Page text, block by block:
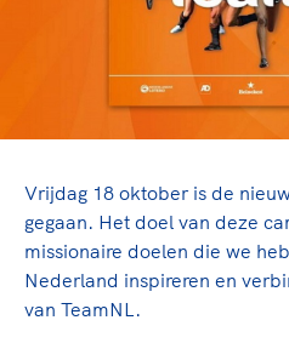
Sportakkoord II
TeamNL kids
Olympische geschiedenis
Nieuwspagina
Veilige en integere sport
Diversiteit en inclusie
Gezonde sportomgeving
Vitale clubs en bestuurlijk
Sportmatch
Clubacties
TeamNL Academie
Kennisaanbod TeamNL
Olympische Spelen LA28
Paralympische Spelen LA28
Europese Spelen Istanbul
Vrijdag 18 oktober is de
gegaan. Het doel van deze
missionaire doelen die we
Nederland inspireren en
van TeamNL.